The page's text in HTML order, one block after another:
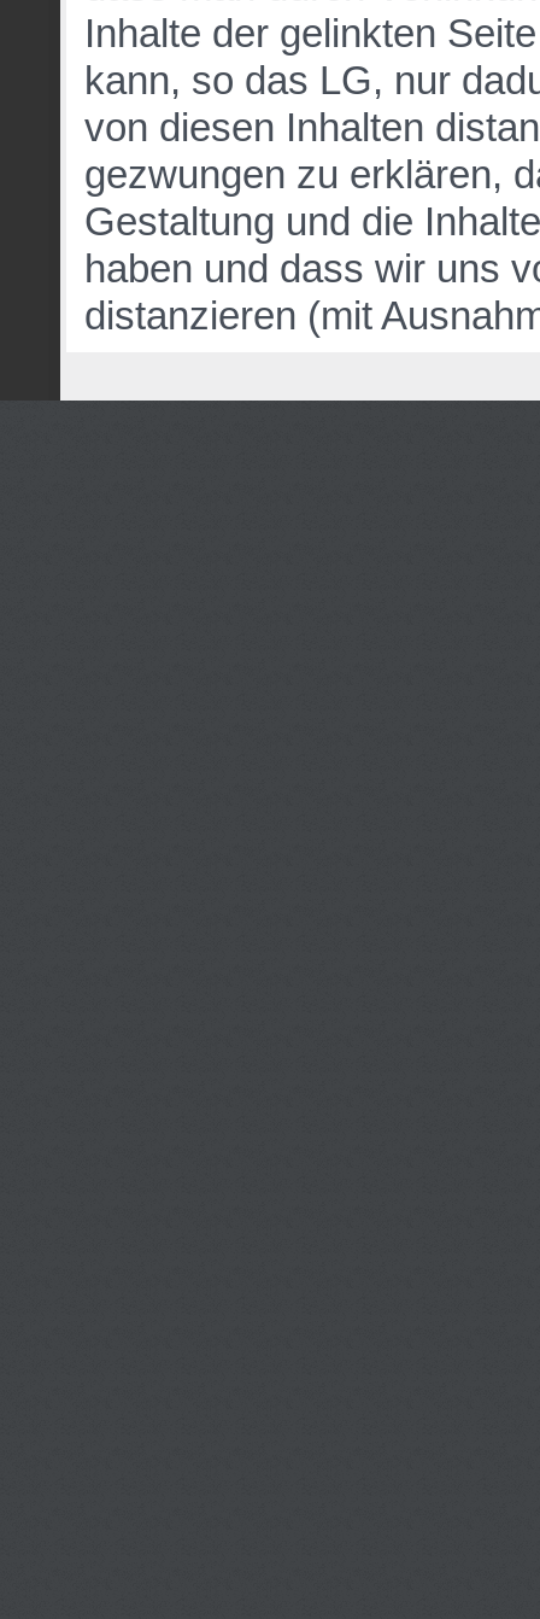
Inhalte der gelinkten
kann, so das LG, nur
von diesen Inhalten
gezwungen zu erklären,
Gestaltung und die
haben und dass wir uns
distanzieren (mit